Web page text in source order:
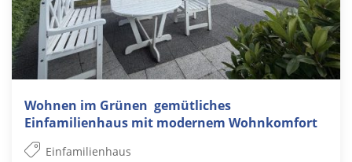
Wohnen im Grünen  gemütliches
Einfamilienhaus mit modernem Wohnkomfort
Einfamilienhaus